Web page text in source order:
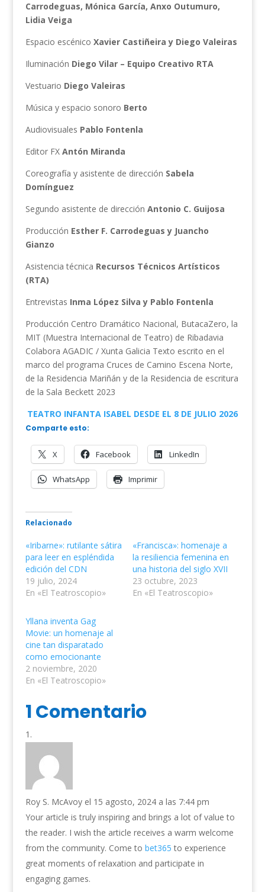
Carrodeguas, Mónica García, Anxo Outumuro,
Lidia Veiga
Espacio escénico Xavier Castiñeira y Diego Valeiras
Iluminación Diego Vilar – Equipo Creativo RTA
Vestuario Diego Valeiras
Música y espacio sonoro Berto
Audiovisuales Pablo Fontenla
Editor FX Antón Miranda
Coreografía y asistente de dirección Sabela
Domínguez
Segundo asistente de dirección Antonio C. Guijosa
Producción Esther F. Carrodeguas y Juancho
Gianzo
Asistencia técnica Recursos Técnicos Artísticos
(RTA)
Entrevistas Inma López Silva y Pablo Fontenla
Producción Centro Dramático Nacional, ButacaZero, la
MIT (Muestra Internacional de Teatro) de Ribadavia
Colabora AGADIC / Xunta Galicia Texto escrito en el
marco del programa Cruces de Camino Escena Norte,
de la Residencia Mariñán y de la Residencia de escritura
de la Sala Beckett 2023
TEATRO INFANTA ISABEL DESDE EL 8 DE JULIO 2026
Comparte esto:
X Facebook LinkedIn
WhatsApp Imprimir
Relacionado
«Iribarne»: rutilante sátira
para leer en espléndida
edición del CDN
19 julio, 2024
En «El Teatroscopio»
«Francisca»: homenaje a
la resiliencia femenina en
una historia del siglo XVII
23 octubre, 2023
En «El Teatroscopio»
Yllana inventa Gag
Movie: un homenaje al
cine tan disparatado
como emocionante
2 noviembre, 2020
En «El Teatroscopio»
1 Comentario
Roy S. McAvoy el 15 agosto, 2024 a las 7:44 pm
Your article is truly inspiring and brings a lot of value to
the reader. I wish the article receives a warm welcome
from the community. Come to bet365 to experience
great moments of relaxation and participate in
engaging games.